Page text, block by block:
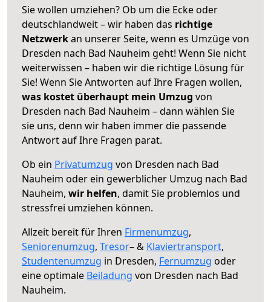
Sie wollen umziehen? Ob um die Ecke oder
deutschlandweit – wir haben das richtige
Netzwerkan unserer Seite, wenn es Umzüge von
Dresden nach Bad Nauheim geht! Wenn Sie nicht
weiterwissen – haben wir die richtige Lösung für
Sie! Wenn Sie Antworten auf Ihre Fragen wollen,
was kostet überhaupt mein Umzug von
Dresden nach Bad Nauheim – dann wählen Sie
sie uns, denn wir haben immer die passende
Antwort auf Ihre Fragen parat.
Ob ein Privatumzug von Dresden nach Bad
Nauheim oder ein gewerblicher Umzug nach Bad
Nauheim, wir helfen, damit Sie problemlos und
stressfrei umziehen können.
Allzeit bereit für Ihren Firmenumzug,
Seniorenumzug, Tresor– & Klaviertransport,
Studentenumzug in Dresden, Fernumzug oder
eine optimale Beiladung von Dresden nach Bad
Nauheim.